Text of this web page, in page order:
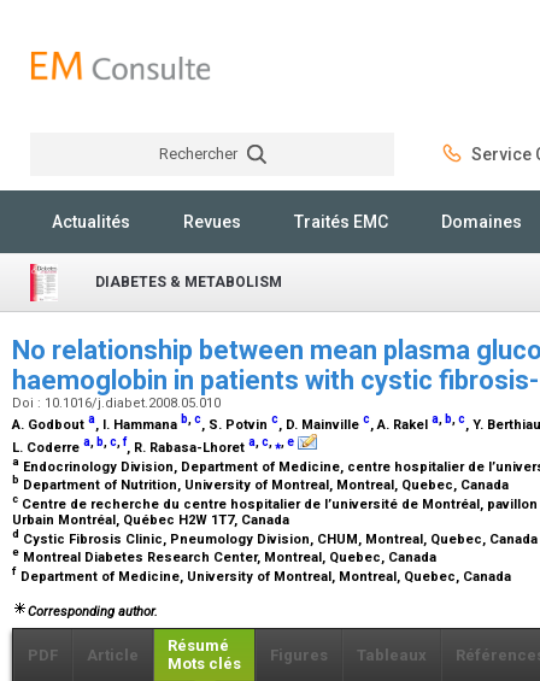
Rechercher Service
Actualités Revues Traités EMC Domaines
DIABETES & METABOLISM
No relationship between mean plasma
haemoglobin in patients with cystic
Doi : 10.1016/j.diabet.2008.05.010
A. Godbout a, I. Hammana b c, S. Potvin c, D. Mainville c, A. Rakel a b c, Y.
L. Coderre a b c f, R. Rabasa-Lhoret a c ⁎ e
a Endocrinology Division, Department of Medicine, centre hospitalier de
b Department of Nutrition, University of Montreal, Montreal, Quebec, Canada
c Centre de recherche du centre hospitalier de l’université de Montréal,
Urbain Montréal, Québec H2W 1T7, Canada
d Cystic Fibrosis Clinic, Pneumology Division, CHUM, Montreal, Quebec, Canada
e Montreal Diabetes Research Center, Montreal, Quebec, Canada
f Department of Medicine, University of Montreal, Montreal, Quebec, Canada
Corresponding author.
PDF Article
Résumé
Mots clés
Figures Tableaux